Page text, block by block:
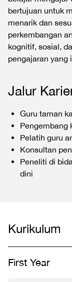
bertujuan untuk
menarik dan
perkembangan
kognitif, sosial,
pengajaran yang
Jalur
Guru taman
Pengembang
Pelatih guru
Konsultan
Peneliti di
dini
Kurikulum
First Year